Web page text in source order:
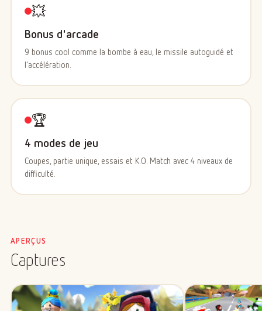
💥
Bonus d'arcade
9 bonus cool comme la bombe à eau, le missile autoguidé et
l'accélération.
🏆
4 modes de jeu
Coupes, partie unique, essais et K.O. Match avec 4 niveaux de
difficulté.
APERÇUS
Captures